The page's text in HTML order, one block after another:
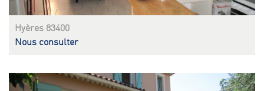
Hyères 83400
Nous consulter